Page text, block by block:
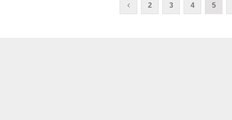
2 3 4 5